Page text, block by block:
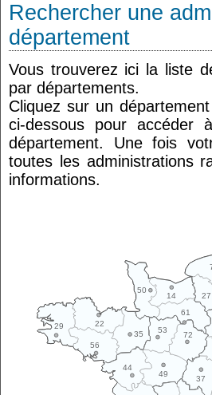
Rechercher une
département
Vous trouverez ici la liste
par départements.
Cliquez sur un
ci-dessous pour
département. Une fois
toutes les administrations
informations.
14
22
27
29
35
37
44
49
50
53
56
61
72